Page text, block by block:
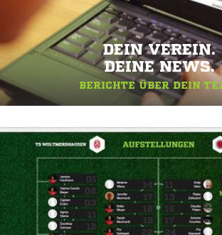
DEIN VEREIN.
DEINE NEWS.
BERICHTE ÜBER DEIN